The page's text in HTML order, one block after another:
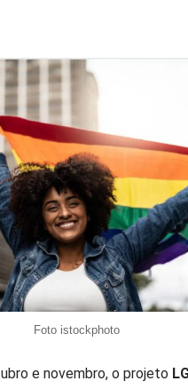
Foto istockphoto
e novembro, o projeto